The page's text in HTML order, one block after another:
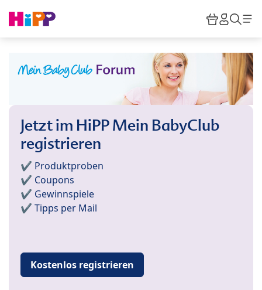
HiPP
Jetzt im HiPP Mein BabyClub
registrieren
✔️ Produktproben
✔️ Coupons
✔️ Gewinnspiele
✔️ Tipps per Mail
Kostenlos registrieren